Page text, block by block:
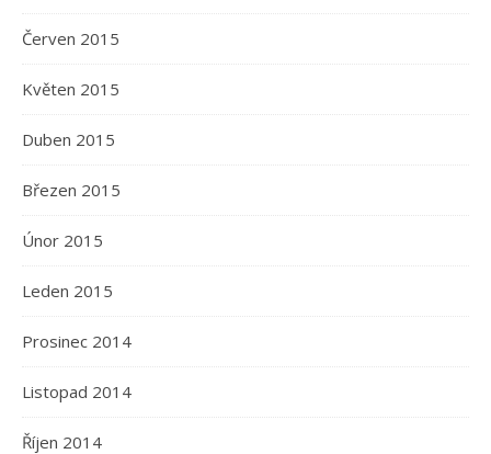
Červen 2015
Květen 2015
Duben 2015
Březen 2015
Únor 2015
Leden 2015
Prosinec 2014
Listopad 2014
Říjen 2014